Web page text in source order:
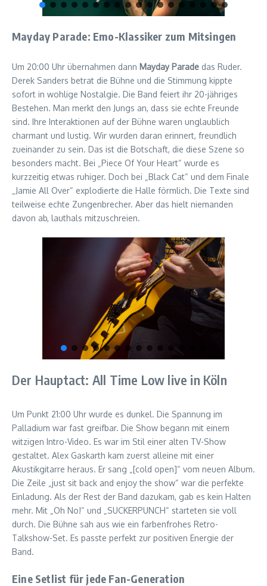
Mayday Parade: Emo-Klassiker zum Mitsingen
Um 20:00 Uhr übernahmen dann Mayday Parade das Ruder.
Derek Sanders betrat die Bühne und die Stimmung kippte
sofort in wohlige Nostalgie. Die Band feiert ihr 20-jähriges
Bestehen. Man merkt den Jungs an, dass sie echte Freunde
sind. Ihre Interaktionen auf der Bühne waren unglaublich
charmant und lustig. Wir wurden daran erinnert, freundlich
zueinander zu sein. Das ist die Botschaft, die diese Szene so
besonders macht. Bei „Piece Of Your Heart“ wurde es
kurzzeitig etwas ruhiger. Doch bei „Black Cat“ und dem Finale
„Jamie All Over“ explodierte die Halle förmlich. Die Texte sind
teilweise echte Zungenbrecher. Aber das hielt niemanden
davon ab, lauthals mitzuschreien.
Der Hauptact: All Time Low live in Köln
Um Punkt 21:00 Uhr wurde es dunkel. Die Spannung im
Palladium war fast greifbar. Die Show begann mit einem
witzigen Intro-Video. Es war im Stil einer alten TV-Show
gestaltet. Alex Gaskarth kam zuerst alleine mit einer
Akustikgitarre heraus. Er sang „[cold open]“ vom neuen Album.
Die Zeile „just sit back and enjoy the show“ war die perfekte
Einladung. Als der Rest der Band dazukam, gab es kein Halten
mehr. Mit „Oh No!“ und „SUCKERPUNCH“ starteten sie voll
durch. Die Bühne sah aus wie ein farbenfrohes Retro-
Talkshow-Set. Es passte perfekt zur positiven Energie der
Band.
Eine Setlist für jede Fan-Generation